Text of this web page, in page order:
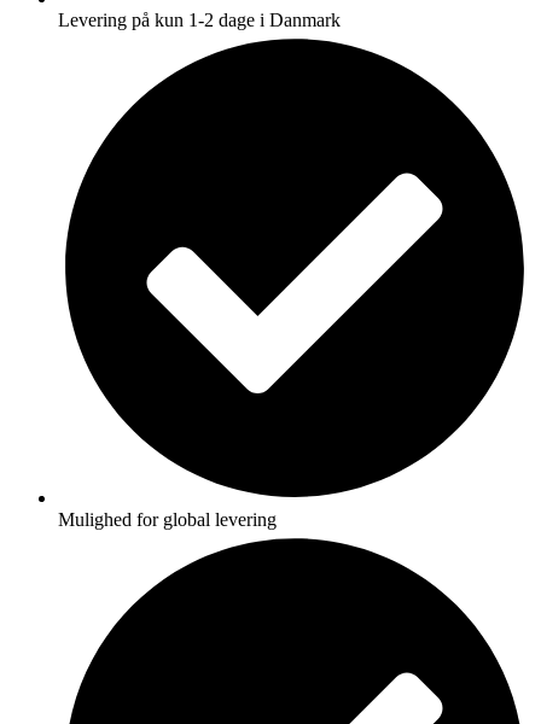
Levering på kun 1-2 dage i Danmark
Mulighed for global levering